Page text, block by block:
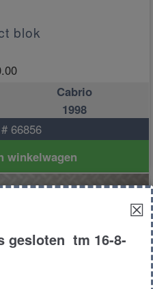
blok
Cabrio
1998
66856
winkelwagen
☒
gesloten tm 16-8-